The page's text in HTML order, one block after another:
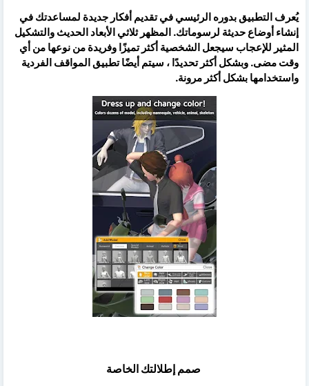
يُعرف التطبيق بدوره الرئيسي في تقديم أفكار جديدة لمساعدتك في
إنشاء أوضاع حديثة لرسوماتك. المظهر ثلاثي الأبعاد الحديث والتشكيل
المثير للإعجاب سيجعل الشخصية أكثر تميزًا وفريدة من نوعها من أي
وقت مضى. وبشكل أكثر تحديدًا ، سيتم أيضًا تطبيق المواقف الفردية
واستخدامها بشكل أكثر مرونة.
صمم إطلالتك الخاصة